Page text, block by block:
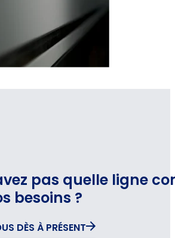
pas quelle ligne
besoins ?
DÈS À PRÉSENT